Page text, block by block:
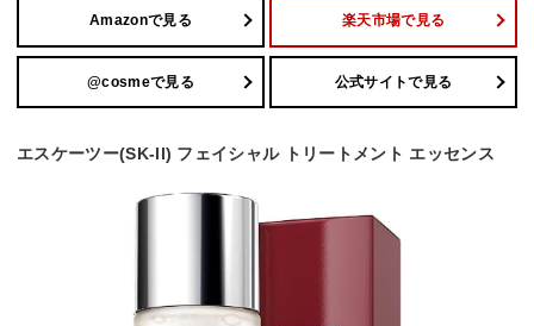
Amazonで見る 楽天市場で見る
@cosmeで見る 公式サイトで見る
エスケーツー(SK-ll) フェイシャル トリートメント エッセンス